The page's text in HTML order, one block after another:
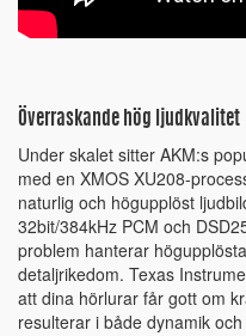
Överraskande hög ljudkvalitet
Under skalet sitter AKM:s
med en XMOS XU208-
naturlig och högupplöst
32bit/384kHz PCM och
problem hanterar
detaljrikedom. Texas
att dina hörlurar får gott om
resulterar i både dynamik